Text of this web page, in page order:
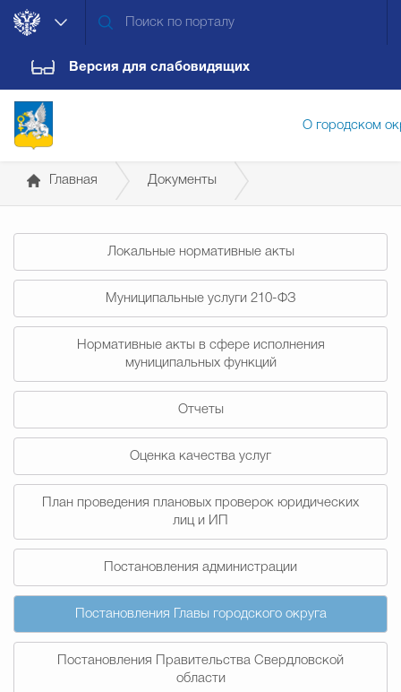
Версия для слабовидящих
О городском
Дума городского округа
Новости Обращения граждан
Противодействие
Муниципальные
Главная Документы
Локальные нормативные акты
Муниципальные услуги 210-ФЗ
Нормативные акты в сфере исполнения
муниципальных функций
Отчеты
Оценка качества услуг
План проведения плановых проверок юридических
лиц и ИП
Постановления администрации
Постановления Главы городского округа
Постановления Правительства Свердловской
области